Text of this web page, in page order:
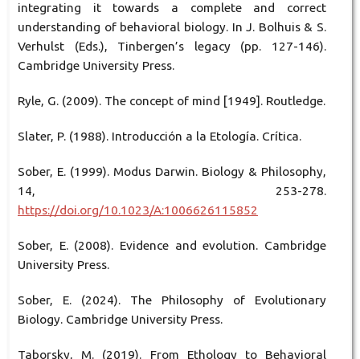
integrating it towards a complete and correct
understanding of behavioral biology. In J. Bolhuis & S.
Verhulst (Eds.), Tinbergen’s legacy (pp. 127-146).
Cambridge University Press.
Ryle, G. (2009). The concept of mind [1949]. Routledge.
Slater, P. (1988). Introducción a la Etología. Crítica.
Sober, E. (1999). Modus Darwin. Biology & Philosophy,
14, 253-278.
https://doi.org/10.1023/A:1006626115852
Sober, E. (2008). Evidence and evolution. Cambridge
University Press.
Sober, E. (2024). The Philosophy of Evolutionary
Biology. Cambridge University Press.
Taborsky, M. (2019). From Ethology to Behavioral